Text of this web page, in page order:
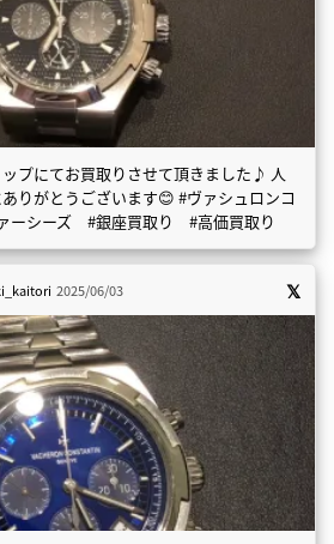
プにてお買取りさせて頂きました♪ 人
りがとうございます😊 #ヴァシュロンコ
ーシーズ #銀座買取り #高価買取り
2025/06/03